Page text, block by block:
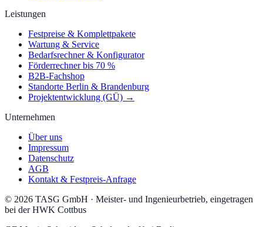
Leistungen
Festpreise & Komplettpakete
Wartung & Service
Bedarfsrechner & Konfigurator
Förderrechner bis 70 %
B2B-Fachshop
Standorte Berlin & Brandenburg
Projektentwicklung (GÜ) →
Unternehmen
Über uns
Impressum
Datenschutz
AGB
Kontakt & Festpreis-Anfrage
© 2026 TASG GmbH · Meister- und Ingenieurbetrieb, eingetragen
bei der HWK Cottbus